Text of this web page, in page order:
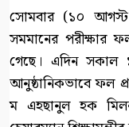
সোমবার (১০
সমমানের পরীক্ষার
গেছে। এদিন সকাল
আনুষ্ঠানিকভাবে ফল
ম এহছানুল হক